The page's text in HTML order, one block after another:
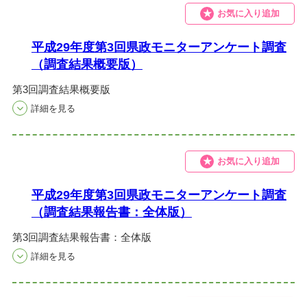
お気に入り追加
平成29年度第3回県政モニターアンケート調査
（調査結果概要版）
第3回調査結果概要版
お気に入り追加
平成29年度第3回県政モニターアンケート調査
（調査結果報告書：全体版）
第3回調査結果報告書：全体版